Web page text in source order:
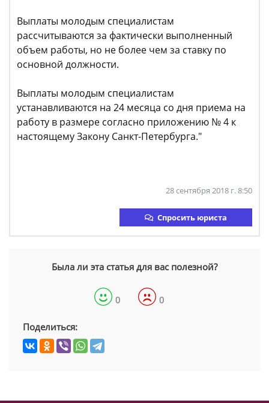
Выплаты молодым специалистам
рассчитываются за фактически выполненный
объем работы, но не более чем за ставку по
основной должности.
Выплаты молодым специалистам
устанавливаются на 24 месяца со дня приема на
работу в размере согласно приложению № 4 к
настоящему Закону Санкт-Петербурга."
28 сентября 2018 г. 8:50
Спросить юриста
Была ли эта статья для вас полезной?
0 0
Поделиться: